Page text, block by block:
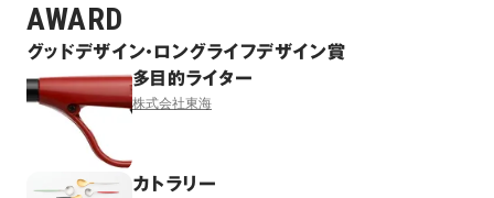
AWARD
グッドデザイン・ロングライフデザイン賞
多目的ライター
株式会社東海
カトラリー